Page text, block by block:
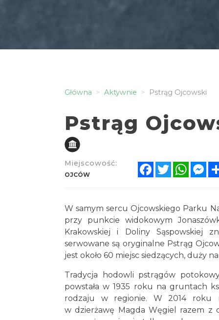
Główna Aktywnie Pstrąg Ojcowski
Pstrąg
Miejscowość:
OJCÓW
FacebookTwitter
W samym sercu Ojcowskiego Parku
przy punkcie widokowym
Krakowskiej i Doliny Sąspowskiej
serwowane są oryginalne Pstrąg
jest około 60 miejsc siedzących, duży
Tradycja hodowli pstrągów
powstała w 1935 roku na gruntach
rodzaju w regionie. W 2014 roku
w dzierżawę Magda Węgiel razem z